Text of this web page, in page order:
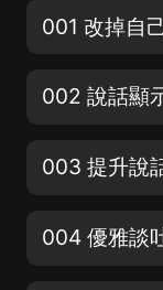
001 改掉自
002 說話顯
003 提升說
004 優雅談